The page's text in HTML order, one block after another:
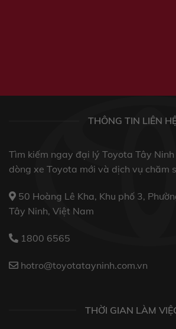
THÔNG TIN LIÊN
Tìm kiếm ngay đại lý Toyota Tây Ninh
dòng xe Toyota mới và dịch vụ chăm
50 Hoàng Lê Kha, Khu phố 3,
Tây Ninh, Việt Nam
1800 6565
hotro@toyotatayninh.com.vn
THỜI GIAN LÀM